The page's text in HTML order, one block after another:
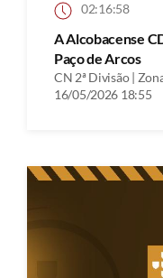
02:16:58
A Alcobacense
Paço de Arcos
CN 2ª Divisão |
16/05/2026 18:55